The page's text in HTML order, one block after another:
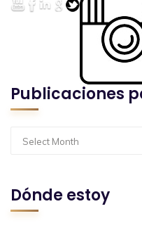
Publicaciones
Select Month
Dónde estoy